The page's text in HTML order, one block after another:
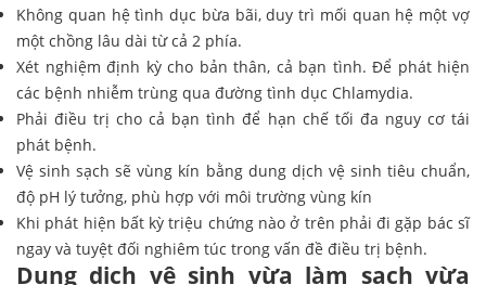
Không quan hệ tình dục bừa bãi, duy trì mối quan hệ một vợ
một chồng lâu dài từ cả 2 phía.
Xét nghiệm định kỳ cho bản thân, cả bạn tình. Để phát hiện
các bệnh nhiễm trùng qua đường tình dục Chlamydia.
Phải điều trị cho cả bạn tình để hạn chế tối đa nguy cơ tái
phát bệnh.
Vệ sinh sạch sẽ vùng kín bằng dung dịch vệ sinh tiêu chuẩn,
độ pH lý tưởng, phù hợp với môi trường vùng kín
Khi phát hiện bất kỳ triệu chứng nào ở trên phải đi gặp bác sĩ
ngay và tuyệt đối nghiêm túc trong vấn đề điều trị bệnh.
Dung dịch vệ sinh vừa làm sạch vừa